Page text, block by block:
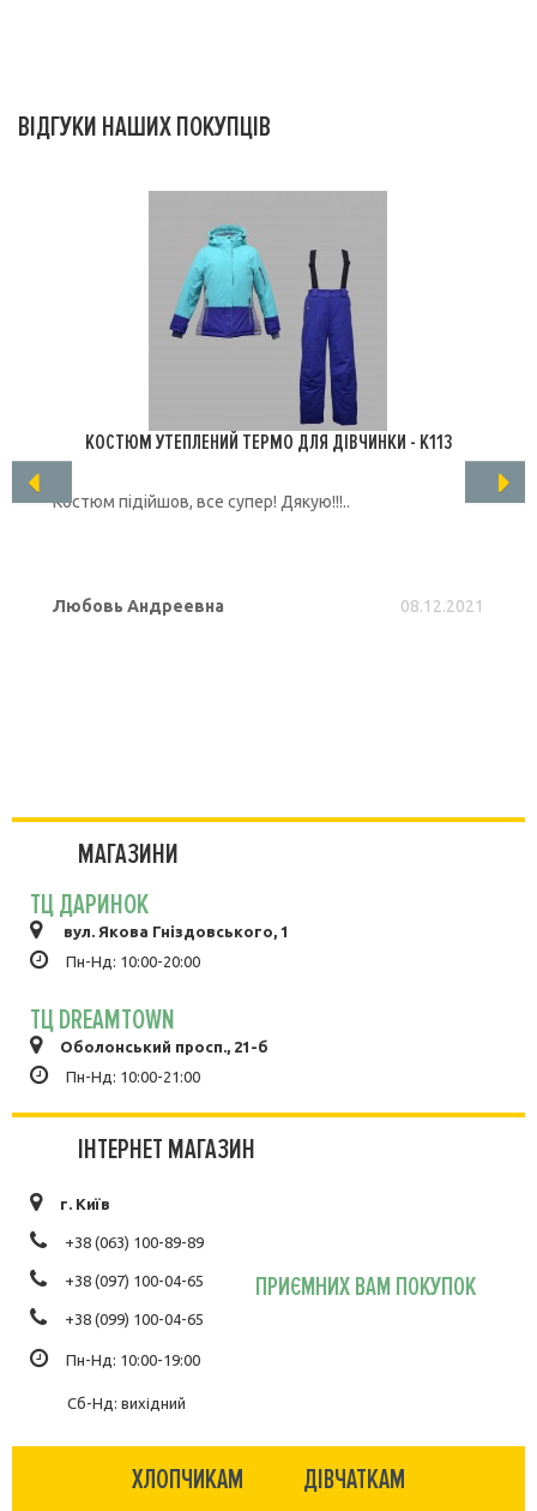
ВІДГУКИ НАШИХ ПОКУПЦІВ
КОСТЮМ УТЕПЛЕНИЙ ТЕРМО ДЛЯ ДІВЧИНКИ - K113
Костюм підійшов, все супер! Дякую!!!..
Любовь Андреевна 08.12.2021
МАГАЗИНИ
ТЦ ДАРИНОК
вул. Якова Гніздовського, 1
Пн-Нд: 10:00-20:00
ТЦ DREAMTOWN
Оболонський просп., 21-б
Пн-Нд: 10:00-21:00
ІНТЕРНЕТ МАГАЗИН
г. Київ
+38 (063) 100-89-89
+38 (097) 100-04-65
+38 (099) 100-04-65
Пн-Нд: 10:00-19:00
Сб-Нд: вихідний
ПРИЄМНИХ ВАМ ПОКУПОК
ХЛОПЧИКАМ ДІВЧАТКАМ